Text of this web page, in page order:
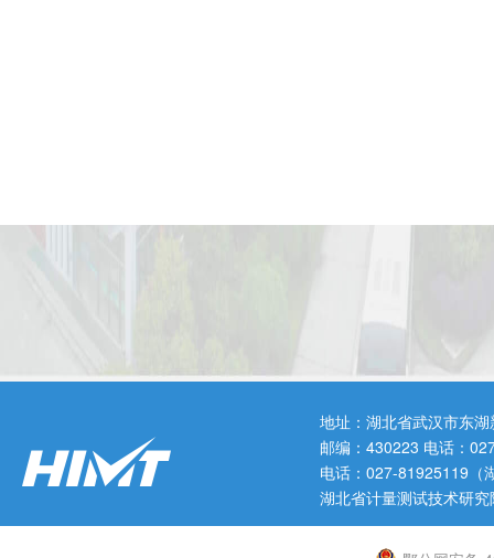
地址：湖北省武汉市东
邮编：430223 电话：
电话：027-81925119（
湖北省计量测试技术研